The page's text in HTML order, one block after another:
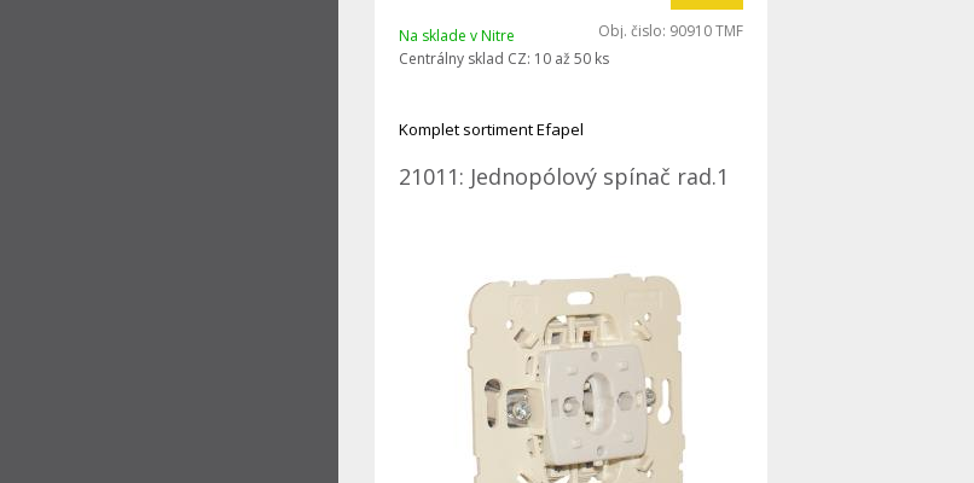
Na sklade v Nitre Obj. čislo: 90910 TMF
Centrálny sklad CZ: 10 až 50 ks
Komplet sortiment Efapel
21011: Jednopólový spínač rad.1